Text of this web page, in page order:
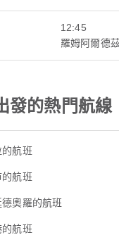
12:45
羅姆阿爾德
發的熱門航線
航班
航班
奧羅的航班
航班